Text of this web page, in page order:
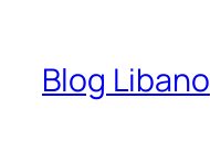
Blog Libano